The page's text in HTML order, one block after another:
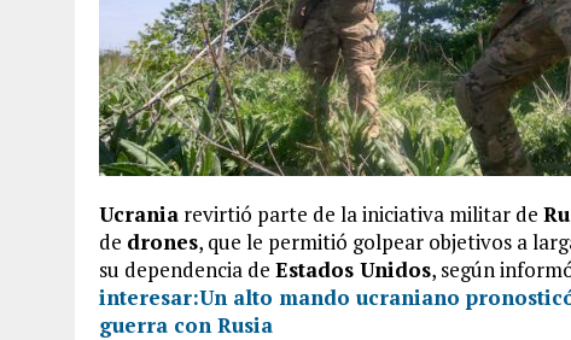
Ucrania revirtió parte de la iniciativa militar de
de drones, que le permitió golpear objetivos a
su dependencia de Estados Unidos, según
interesar:Un alto mando ucraniano
guerra con Rusia